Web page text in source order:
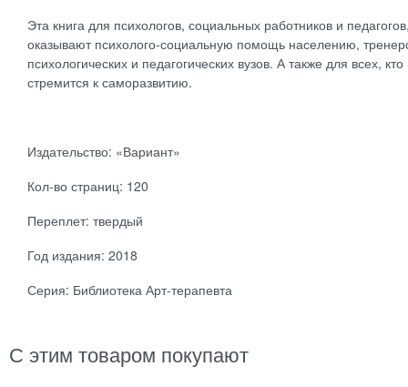
Эта книга для психологов, социальных работников и
оказывают психолого-социальную помощь населению,
психологических и педагогических вузов. А также для всех,
стремится к саморазвитию.
Издательство: «Вариант»
Кол-во страниц: 120
Переплет: твердый
Год издания: 2018
Серия: Библиотека Арт-терапевта
С этим товаром покупают